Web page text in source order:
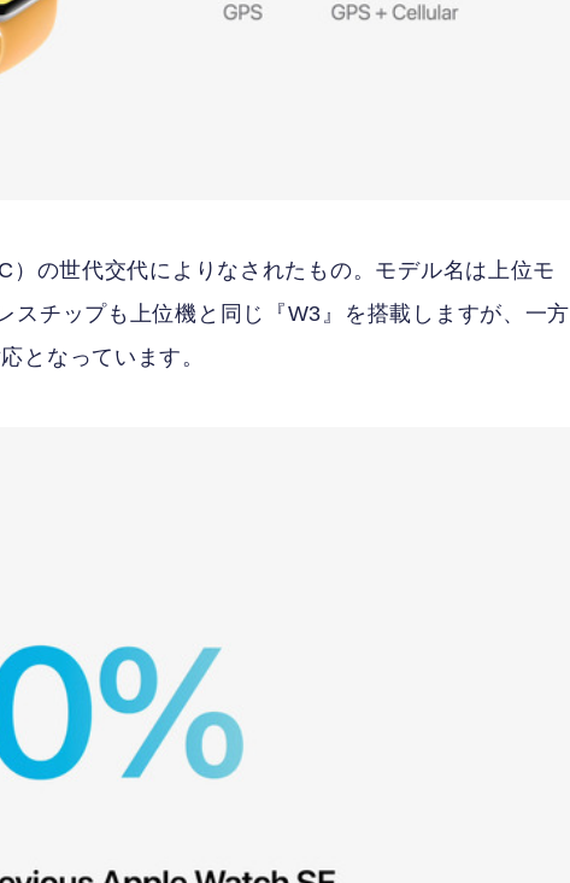
の世代交代によりなされたもの。モデル名は上位モ
スチップも上位機と同じ『W3』を搭載しますが、一方
となっています。